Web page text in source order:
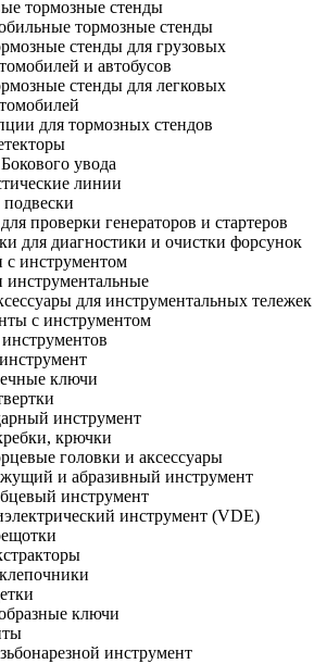
тормозные стенды
тормозные стенды
стенды для грузовых
и автобусов
стенды для легковых
для тормозных стендов
увода
линии
проверки генераторов и стартеров
для диагностики и очистки форсунок
с инструментом
инструментальные
для инструментальных тележек
с инструментом
ключи
инструмент
крючки
головки и аксессуары
и абразивный инструмент
инструмент
инструмент (VDE)
ключи
инструмент